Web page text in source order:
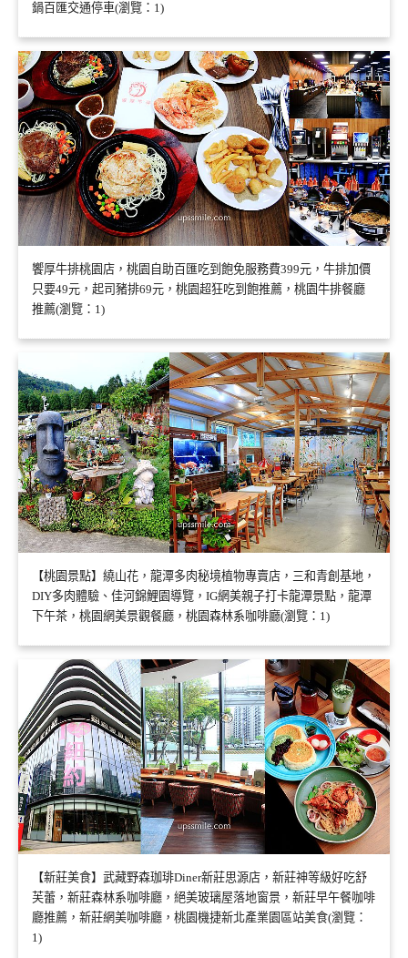
鍋百匯交通停車(瀏覽：1)
饗厚牛排桃園店，桃園自助百匯吃到飽免服務費399元，牛排加價
只要49元，起司豬排69元，桃園超狂吃到飽推薦，桃園牛排餐廳
推薦(瀏覽：1)
【桃園景點】繞山花，龍潭多肉秘境植物專賣店，三和青創基地，
DIY多肉體驗、佳河錦鯉園導覽，IG網美親子打卡龍潭景點，龍潭
下午茶，桃園網美景觀餐廳，桃園森林系咖啡廳(瀏覽：1)
【新莊美食】武藏野森珈琲Diner新莊思源店，新莊神等級好吃舒
芙蕾，新莊森林系咖啡廳，絕美玻璃屋落地窗景，新莊早午餐咖啡
廳推薦，新莊網美咖啡廳，桃園機捷新北產業園區站美食(瀏覽：
1)